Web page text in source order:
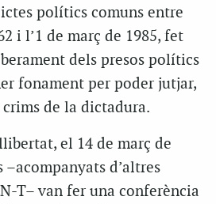
polítics comuns entre
i l’1 de març de 1985, fet
dels presos polítics
fonament per poder jutjar,
de la dictadura.
el 14 de març de
–acompanyats d’altres
T– van fer una conferència